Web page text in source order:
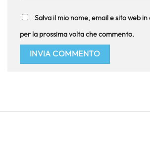
Salva il mio nome, email e sito web
per la prossima volta che commento.